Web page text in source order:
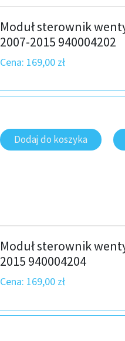
Moduł sterownik
2007-2015 940004202
Cena: 169,00 zł
Dodaj do koszyka
Moduł sterownik
2015 940004204
Cena: 169,00 zł